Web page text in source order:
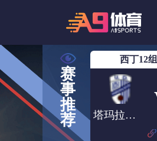
赛
事
推
荐
西丁12组
塔玛拉赛特